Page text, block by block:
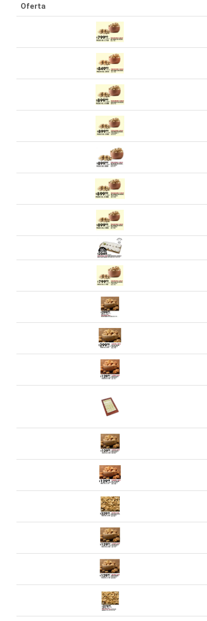
Oferta